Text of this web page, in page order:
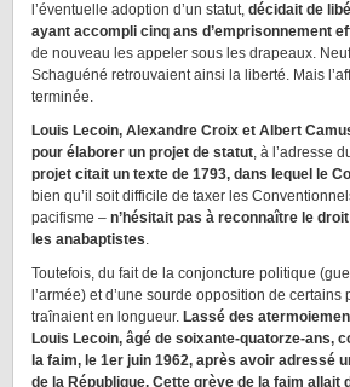
l’éventuelle adoption d’un statut, décidait de
ayant accompli cinq ans d’emprisonnement
de nouveau les appeler sous les drapeaux.
Schaguéné retrouvaient ainsi la liberté. Mais
terminée.
Louis Lecoin, Alexandre Croix et Albert
pour élaborer un projet de statut, à l’adresse
projet citait un texte de 1793, dans lequel le
bien qu’il soit difficile de taxer les
pacifisme – n’hésitait pas à reconnaître le
les anabaptistes.
Toutefois, du fait de la conjoncture politique
l’armée) et d’une sourde opposition de
traînaient en longueur. Lassé des
Louis Lecoin, âgé de soixante-quatorze-ans,
la faim, le 1er juin 1962, après avoir adressé
de la République. Cette grève de la faim allait